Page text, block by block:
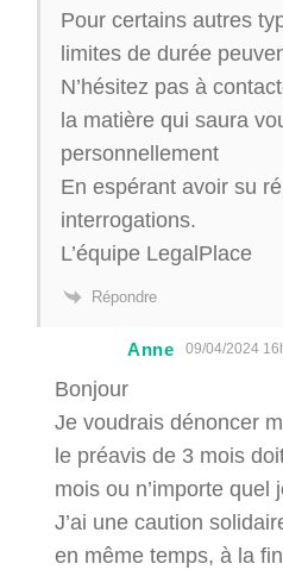
Pour certains autres
limites de durée
N’hésitez pas à
la matière qui saura
personnellement
En espérant avoir su
interrogations.
L’équipe LegalPlace
Répondre
Anne 09/04/2024
Bonjour
Je voudrais dénoncer
le préavis de 3 mois
mois ou n’importe quel
J’ai une caution
en même temps, à la